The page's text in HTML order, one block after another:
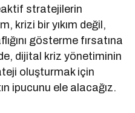
stratejilerin
krizi bir yıkım değil,
gösterme fırsatına
dijital kriz yönetiminin
oluşturmak için
ipucunu ele alacağız.